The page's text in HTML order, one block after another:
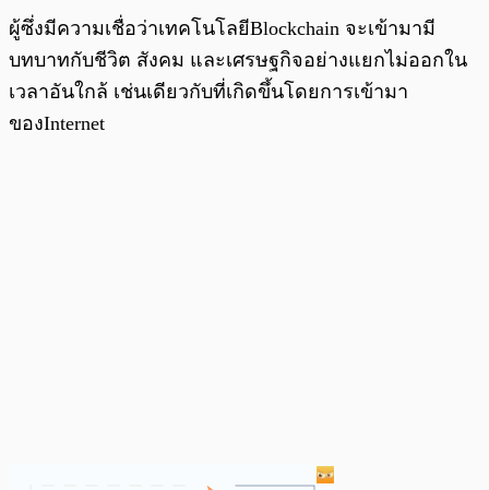
ผู้ซึ่งมีความเชื่อว่าเทคโนโลยีBlockchain จะเข้ามามี
บทบาทกับชีวิต สังคม และเศรษฐกิจอย่างแยกไม่ออกใน
เวลาอันใกล้ เช่นเดียวกับที่เกิดขึ้นโดยการเข้ามา
ของInternet